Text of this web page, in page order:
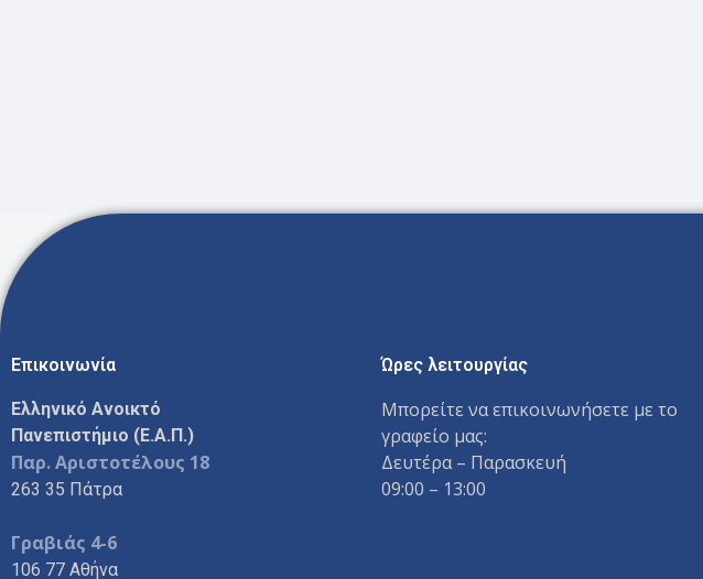
Επικοινωνία
Ελληνικό Ανοικτό
Πανεπιστήμιο (Ε.Α.Π.)
Παρ. Αριστοτέλους 18
263 35 Πάτρα
Γραβιάς 4-6
106 77 Αθήνα
Ώρες λειτουργίας
Μπορείτε να επικοινωνήσετε με το
γραφείο μας:
Δευτέρα – Παρασκευή
09:00 – 13:00